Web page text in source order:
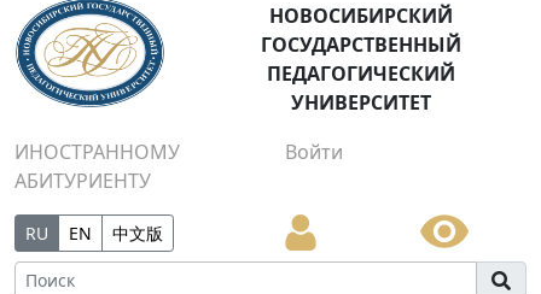
НОВОСИБИРСКИЙ
ГОСУДАРСТВЕННЫЙ
ПЕДАГОГИЧЕСКИЙ
УНИВЕРСИТЕТ
ИНОСТРАННОМУ
АБИТУРИЕНТУ
Войти
RU EN 中文版